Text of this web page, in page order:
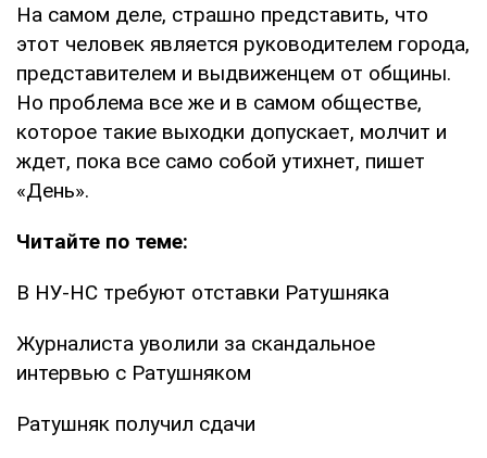
На самом деле, страшно представить, что
этот человек является руководителем города,
представителем и выдвиженцем от общины.
Но проблема все же и в самом обществе,
которое такие выходки допускает, молчит и
ждет, пока все само собой утихнет, пишет
«День».
Читайте по теме:
В НУ-НС требуют отставки Ратушняка
Журналиста уволили за скандальное
интервью с Ратушняком
Ратушняк получил сдачи